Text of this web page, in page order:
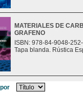
MATERIALES DE
GRAFENO
ISBN: 978-84-9048-
Tapa blanda. Rústica